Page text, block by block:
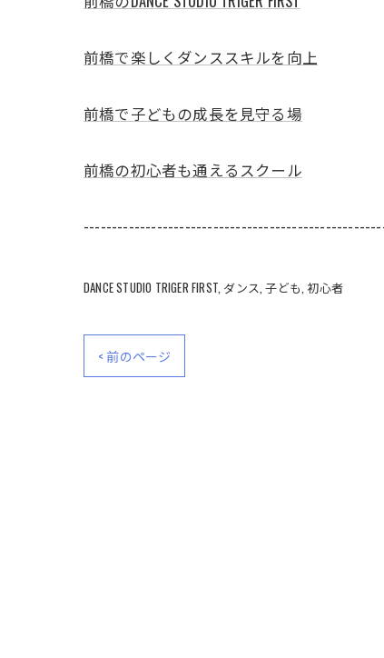
前橋で楽しくダンススキルを向上
前橋で子どもの成長を見守る場
前橋の初心者も通えるスクール
DANCE STUDIO TRIGER FIRST ダンス 子ども 初心者
< 前のページ